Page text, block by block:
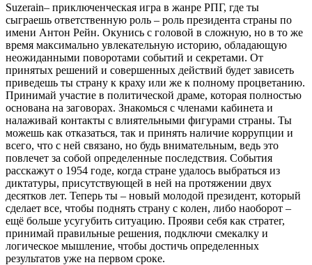
Suzerain– приключенческая игра в жанре РПГ, где ты
сыграешь ответственную роль – роль президента страны по
имени Антон Рейн. Окунись с головой в сложную, но в то же
время максимально увлекательную историю, обладающую
неожиданными поворотами событий и секретами. От
принятых решений и совершенных действий будет зависеть
приведешь ты страну к краху или же к полному процветанию.
Принимай участие в политической драме, которая полностью
основана на заговорах. Знакомься с членами кабинета и
налаживай контакты с влиятельными фигурами страны. Ты
можешь как отказаться, так и принять наличие коррупции и
всего, что с ней связано, но будь внимательным, ведь это
повлечет за собой определенные последствия. События
расскажут о 1954 годе, когда стране удалось выбраться из
диктатуры, присутствующей в ней на протяжении двух
десятков лет. Теперь ты – новый молодой президент, который
сделает все, чтобы поднять страну с колен, либо наоборот –
ещё больше усугубить ситуацию. Прояви себя как стратег,
принимай правильные решения, подключи смекалку и
логическое мышление, чтобы достичь определенных
результатов уже на первом сроке.